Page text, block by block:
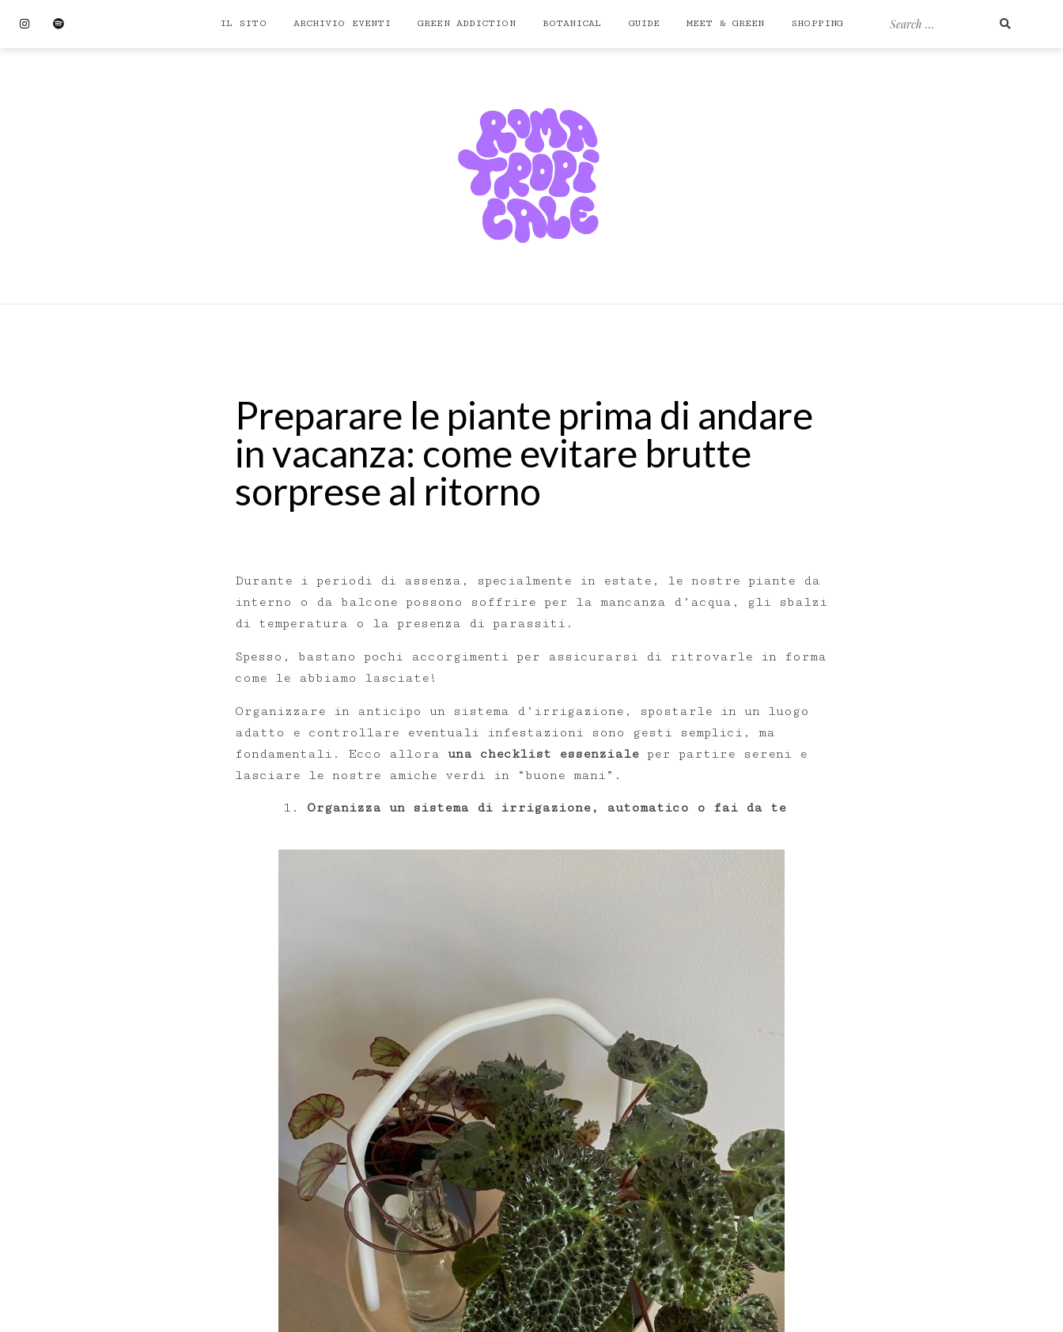
Search
IL SITO ARCHIVIO EVENTI GREEN ADDICTION BOTANICAL GUIDE MEET & GREEN SHOPPING
Instagram
Spotify
Preparare le piante prima di andare
in vacanza: come evitare brutte
sorprese al ritorno
Durante i periodi di assenza, specialmente in estate, le nostre piante da
interno o da balcone possono soffrire per la mancanza d’acqua, gli sbalzi
di temperatura o la presenza di parassiti.
Spesso, bastano pochi accorgimenti per assicurarsi di ritrovarle in forma
come le abbiamo lasciate!
Organizzare in anticipo un sistema d’irrigazione, spostarle in un luogo
adatto e controllare eventuali infestazioni sono gesti semplici, ma
fondamentali. Ecco allora una checklist essenziale per partire sereni e
lasciare le nostre amiche verdi in “buone mani”.
Organizza un sistema di irrigazione, automatico o fai da te